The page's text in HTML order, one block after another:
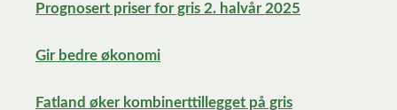
Prognosert priser for gris 2. halvår 2025
Gir bedre økonomi
Fatland øker kombinerttillegget på gris